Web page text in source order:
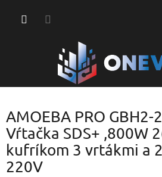
AMOEBA PRO
Vŕtačka SDS+ ,800W
kufríkom 3 vrtákmi a
220V